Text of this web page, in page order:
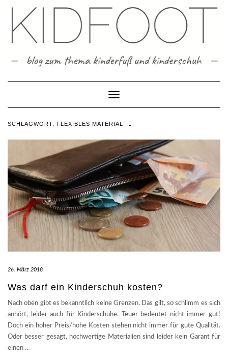
content
Toggle Navigation
SCHLAGWORT: FLEXIBLES MATERIAL
26. März 2018
Was darf ein Kinderschuh kosten?
Nach oben gibt es bekanntlich keine Grenzen. Das gilt, so schlimm es sich
anhört, leider auch für Kinderschuhe. Teuer bedeutet nicht immer gut!
Doch ein hoher Preis/hohe Kosten stehen nicht immer für gute Qualität.
Oder besser gesagt, hochwertige Materialien sind leider kein Garant für
einen …